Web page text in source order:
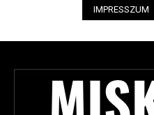
IMPRESSZUM